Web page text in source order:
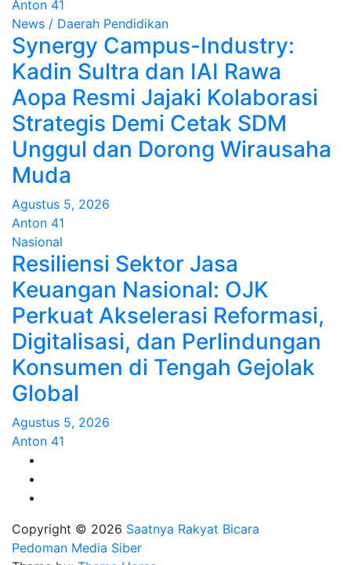
Anton 41
News / Daerah Pendidikan
Synergy Campus-Industry:
Kadin Sultra dan IAI Rawa
Aopa Resmi Jajaki Kolaborasi
Strategis Demi Cetak SDM
Unggul dan Dorong Wirausaha
Muda
Agustus 5, 2026
Anton 41
Nasional
Resiliensi Sektor Jasa
Keuangan Nasional: OJK
Perkuat Akselerasi Reformasi,
Digitalisasi, dan Perlindungan
Konsumen di Tengah Gejolak
Global
Agustus 5, 2026
Anton 41
Copyright © 2026 Saatnya Rakyat Bicara
Pedoman Media Siber